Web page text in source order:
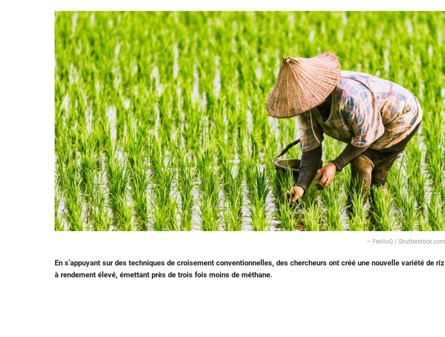
— FenlioQ / Shutterstock.com
En s’appuyant sur des techniques de croisement conventionnelles, des chercheurs ont créé une nouvelle variété de riz
à rendement élevé, émettant près de trois fois moins de méthane.